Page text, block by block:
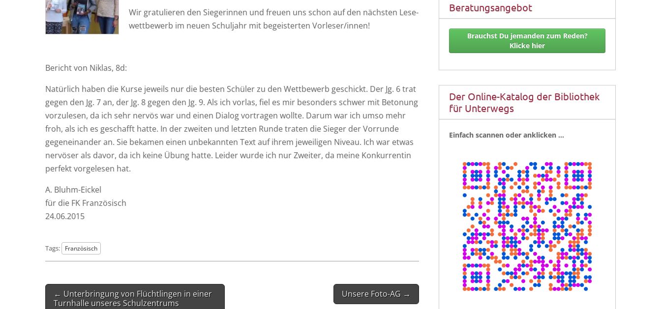
Wir gra­tu­lie­ren den Sie­ge­rin­nen und freu­en uns schon auf den nächs­ten Lese­
wett­be­werb im neu­en Schul­jahr mit begeis­ter­ten Vorleser/innen!
Bericht von Niklas, 8d:
Natür­lich haben die Kur­se jeweils nur die bes­ten Schü­ler zu den Wett­be­werb geschickt. Der Jg. 6 trat
gegen den Jg. 7 an, der Jg. 8 gegen den Jg. 9. Als ich vor­las, fiel es mir beson­ders schwer mit Beto­nung
vor­zu­le­sen, da ich sehr ner­vös war und einen Dia­log vor­tra­gen woll­te. Dar­um war ich umso mehr
froh, als ich es geschafft hat­te. In der zwei­ten und letz­ten Run­de tra­ten die Sie­ger der Vor­run­de
gegen­ein­an­der an. Sie beka­men einen unbe­kann­ten Text auf ihrem jewei­li­gen Niveau. Ich war etwas
ner­vö­ser als davor, da ich kei­ne Übung hat­te. Lei­der wur­de ich nur Zwei­ter, da mei­ne Kon­kur­ren­tin
per­fekt vor­ge­le­sen hat.
A. Bluhm-Eickel
für die FK Französisch
24.06.2015
Tags: Französisch
Post
navigation
← Unterbringung von Flüchtlingen in einer
Turnhalle unseres Schulzentrums
Unsere Foto-AG →
Beratungsangebot
Brauchst Du jemanden zum Reden?
Klicke hier
Der Online-Katalog der Bibliothek
für Unterwegs
Ein­fach scan­nen oder anklicken …